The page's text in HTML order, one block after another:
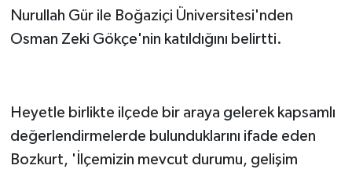
Nurullah Gür ile Boğaziçi Üniversitesi'nden
Osman Zeki Gökçe'nin katıldığını belirtti.
Heyetle birlikte ilçede bir araya gelerek kapsamlı
değerlendirmelerde bulunduklarını ifade eden
Bozkurt, 'İlçemizin mevcut durumu, gelişim